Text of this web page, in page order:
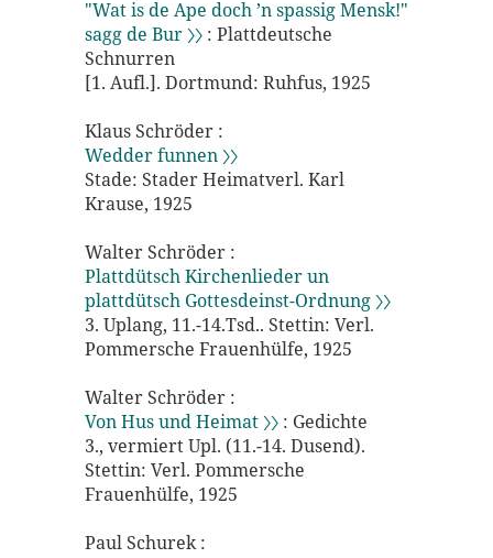
"Wat is de Ape doch ’n spassig Mensk!"
sagg de Bur 〉〉 : Plattdeutsche
Schnurren
[1. Aufl.]. Dortmund: Ruhfus, 1925
Klaus Schröder :
Wedder funnen 〉〉
Stade: Stader Heimatverl. Karl
Krause, 1925
Walter Schröder :
Plattdütsch Kirchenlieder un
plattdütsch Gottesdeinst-Ordnung 〉〉
3. Uplang, 11.-14.Tsd.. Stettin: Verl.
Pommersche Frauenhülfe, 1925
Walter Schröder :
Von Hus und Heimat 〉〉 : Gedichte
3., vermiert Upl. (11.-14. Dusend).
Stettin: Verl. Pommersche
Frauenhülfe, 1925
Paul Schurek :